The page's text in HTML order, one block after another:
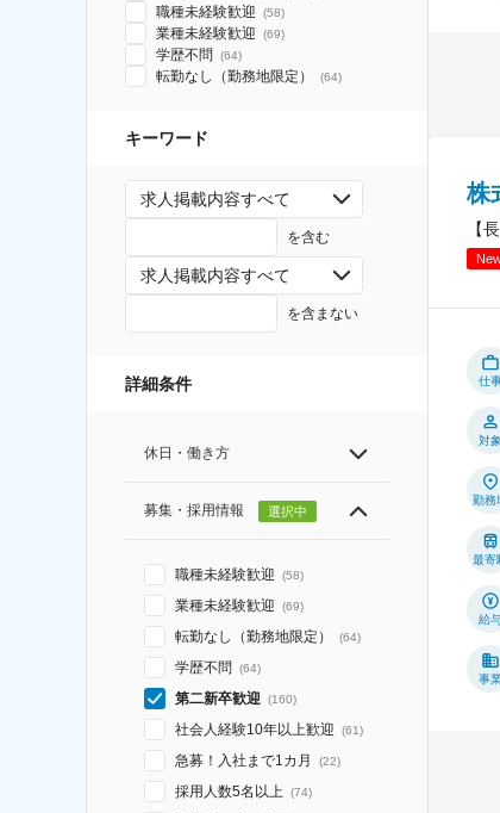
職種未経験歓迎 (58)
業種未経験歓迎 (69)
学歴不問 (64)
転勤なし（勤務地限定） (64)
キーワード
求人掲載内容すべて
を含む
求人掲載内容すべて
を含まない
詳細条件
休日・働き方
募集・採用情報 選択中
職種未経験歓迎 (58)
業種未経験歓迎 (69)
転勤なし（勤務地限定） (64)
学歴不問 (64)
第二新卒歓迎 (160)
社会人経験10年以上歓迎 (61)
急募！入社まで1カ月 (22)
採用人数5名以上 (74)
株
【
仕
対象
勤務
最寄
給
事